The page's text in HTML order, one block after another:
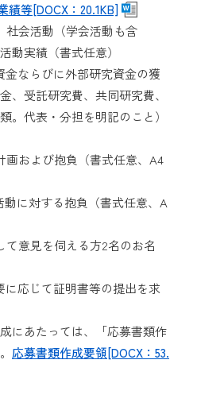
績等[DOCX：20.1KB]
活動（学会活動も含
動実績（書式任意）
らびに外部研究資金の獲
、受託研究費、共同研究費、
。代表・分担を明記のこと）
よび抱負（書式任意、A4
対する抱負（書式任意、A
見を伺える方2名のお名
じて証明書等の提出を求
たっては、「応募書類作
応募書類作成要領[DOCX：53.